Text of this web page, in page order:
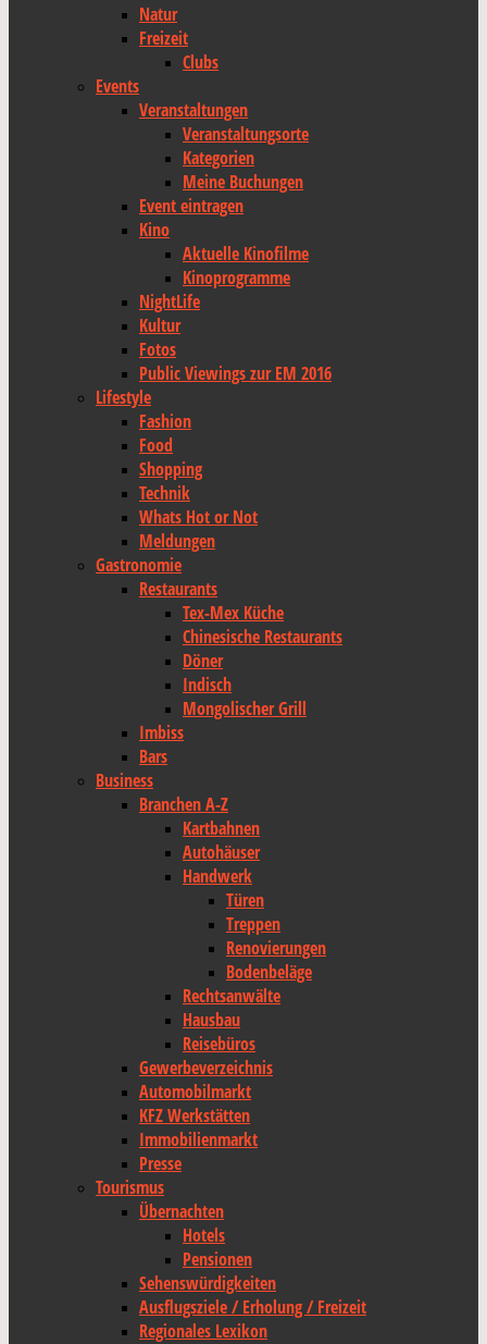
Natur
Freizeit
Clubs
Events
Veranstaltungen
Veranstaltungsorte
Kategorien
Meine Buchungen
Event eintragen
Kino
Aktuelle Kinofilme
Kinoprogramme
NightLife
Kultur
Fotos
Public Viewings zur EM 2016
Lifestyle
Fashion
Food
Shopping
Technik
Whats Hot or Not
Meldungen
Gastronomie
Restaurants
Tex-Mex Küche
Chinesische Restaurants
Döner
Indisch
Mongolischer Grill
Imbiss
Bars
Business
Branchen A-Z
Kartbahnen
Autohäuser
Handwerk
Türen
Treppen
Renovierungen
Bodenbeläge
Rechtsanwälte
Hausbau
Reisebüros
Gewerbeverzeichnis
Automobilmarkt
KFZ Werkstätten
Immobilienmarkt
Presse
Tourismus
Übernachten
Hotels
Pensionen
Sehenswürdigkeiten
Ausflugsziele / Erholung / Freizeit
Regionales Lexikon